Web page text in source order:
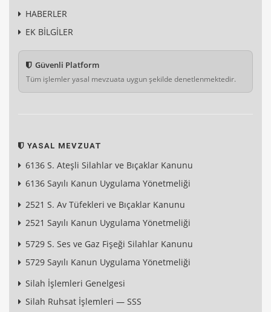
HABERLER
EK BİLGİLER
Güvenli Platform
Tüm işlemler yasal mevzuata uygun şekilde denetlenmektedir.
YASAL MEVZUAT
6136 S. Ateşli Silahlar ve Bıçaklar Kanunu
6136 Sayılı Kanun Uygulama Yönetmeliği
2521 S. Av Tüfekleri ve Bıçaklar Kanunu
2521 Sayılı Kanun Uygulama Yönetmeliği
5729 S. Ses ve Gaz Fişeği Silahlar Kanunu
5729 Sayılı Kanun Uygulama Yönetmeliği
Silah İşlemleri Genelgesi
Silah Ruhsat İşlemleri — SSS